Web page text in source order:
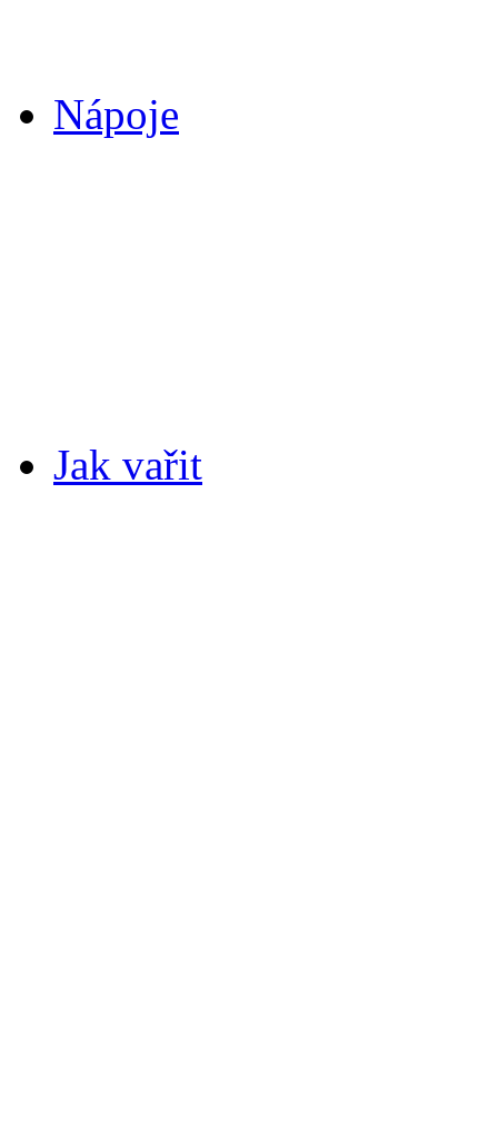
Nápoje
Jak vařit